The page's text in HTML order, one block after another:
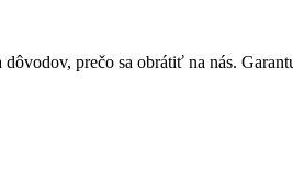
prečo sa obrátiť na nás.